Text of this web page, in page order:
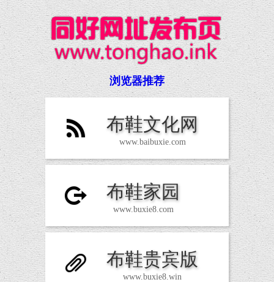
浏览器推荐
B 布鞋文化网
www.baibuxie.com
X 布鞋家园
www.buxie8.com
A 布鞋贵宾版
www.buxie8.win